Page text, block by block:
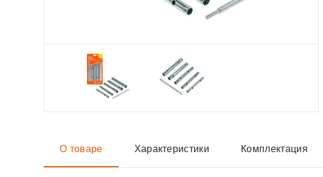
О товаре Характеристики Комплектация